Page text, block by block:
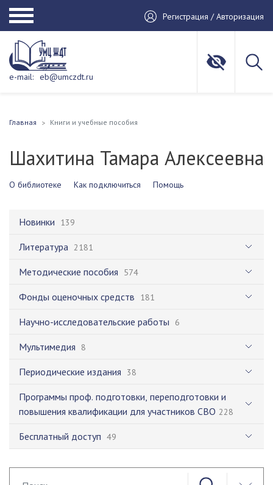
Регистрация / Авторизация
e-mail: eb@umczdt.ru
Главная Книги и учебные пособия
Шахитина Тамара Алексеевна
О библиотеке Как подключиться Помощь
Новинки 139
Литература 2181
Методические пособия 574
Фонды оценочных средств 181
Научно-исследовательские работы 6
Мультимедия 8
Периодические издания 38
Программы проф. подготовки, переподготовки и
повышения квалификации для участников СВО 228
Бесплатный доступ 49